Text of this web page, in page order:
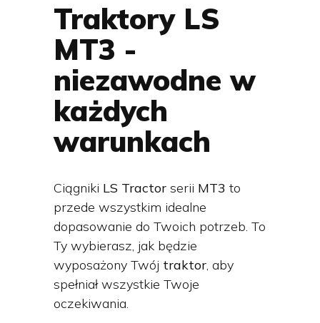
Traktory LS
MT3 -
niezawodne w
każdych
warunkach
Ciągniki LS Tractor serii MT3 to
przede wszystkim idealne
dopasowanie do Twoich potrzeb. To
Ty wybierasz, jak będzie
wyposażony Twój traktor, aby
spełniał wszystkie Twoje
oczekiwania.